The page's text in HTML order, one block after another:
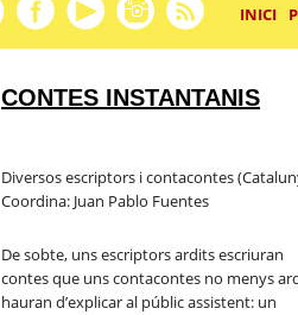
INICI
CONTES INSTANTANIS
Diversos escriptors i contacontes
Coordina: Juan Pablo Fuentes
De sobte, uns escriptors ardits escriuran
contes que uns contacontes no menys
hauran d’explicar al públic assistent: un